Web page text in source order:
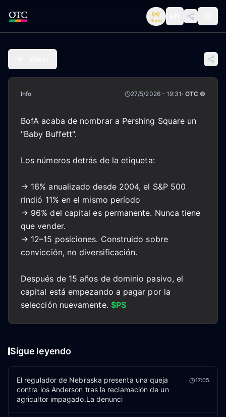
Radio
Info 27/5/2026 - 19:31 · OTC ©
BofA acaba de nombrar a Pershing Square un
"Baby Buffett".
Los números detrás de la etiqueta:
→ 16% anualizado desde 2004, el S&P 500
rindió 11% en el mismo período
→ 96% del capital es permanente. Nunca tiene
que vender.
→ 12–15 posiciones. Construido sobre
convicción, no diversificación.
Después de 15 años de dominio pasivo, el
capital está empezando a pagar por la
selección nuevamente. $PS
Sigue leyendo
El regulador de Nebraska presenta una queja
contra los Anderson tras la reclamación de un
agricultor impagado.La denunci
17:05